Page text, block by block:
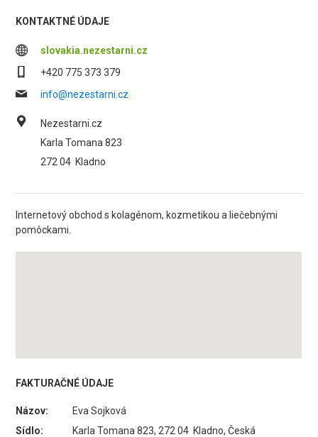
KONTAKTNÉ ÚDAJE
slovakia.nezestarni.cz
+420 775 373 379
info@nezestarni.cz
Nezestarni.cz
Karla Tomana 823
272 04 Kladno
Internetový obchod s kolagénom, kozmetikou a liečebnými
pomôckami.
FAKTURAČNÉ ÚDAJE
Názov:
Eva Sojková
Sídlo:
Karla Tomana 823, 272 04 Kladno, Česká